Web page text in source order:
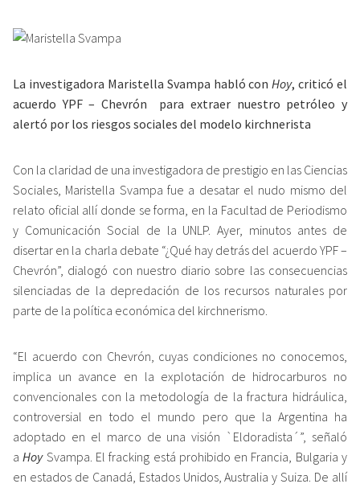
La investigadora Maristella Svampa habló conHoy, criticó el
acuerdo YPF – Chevrón para extraer nuestro petróleo y
alertó por los riesgos sociales del modelo kirchnerista
Con la claridad de una investigadora de prestigio en las Ciencias
Sociales, Maristella Svampa fue a desatar el nudo mismo del
relato oficial allí donde se forma, en la Facultad de Periodismo
y Comunicación Social de la UNLP. Ayer, minutos antes de
disertar en la charla debate “¿Qué hay detrás del acuerdo YPF –
Chevrón”, dialogó con nuestro diario sobre las consecuencias
silenciadas de la depredación de los recursos naturales por
parte de la política económica del kirchnerismo.
“El acuerdo con Chevrón, cuyas condiciones no conocemos,
implica un avance en la explotación de hidrocarburos no
convencionales con la metodología de la fractura hidráulica,
controversial en todo el mundo pero que la Argentina ha
adoptado en el marco de una visión `Eldoradista´”, señaló
aHoySvampa. El fracking está prohibido en Francia, Bulgaria y
en estados de Canadá, Estados Unidos, Australia y Suiza. De allí